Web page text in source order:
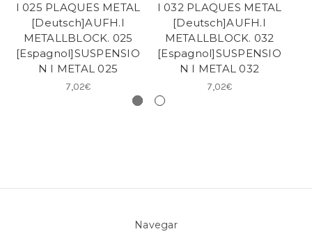
I 025 PLAQUES METAL
[Deutsch]AUFH.I
METALLBLOCK. 025
[Espagnol]SUSPENSIO
N I METAL 025
7,02€
I 032 PLAQUES METAL
[Deutsch]AUFH.I
METALLBLOCK. 032
[Espagnol]SUSPENSIO
N I METAL 032
7,02€
Navegar